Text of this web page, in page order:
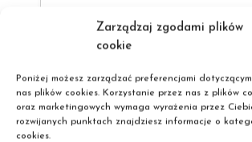
Zarządzaj zgodami plików
cookie
Poniżej możesz zarządzać preferencjami
nas plików cookies. Korzystanie przez nas z plików
oraz marketingowych wymaga wyrażenia przez
rozwijanych punktach znajdziesz informacje o
cookies.